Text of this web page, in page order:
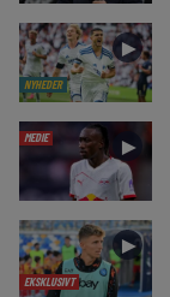
NYHEDER
►
MEDIE ►
EKSKLUSIVT
►